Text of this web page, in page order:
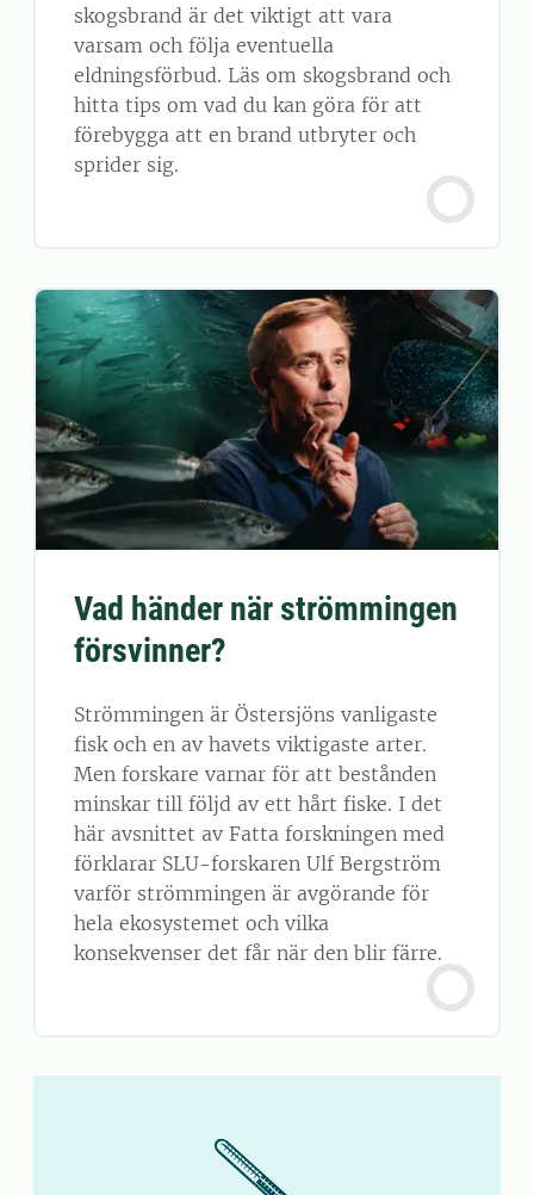
skogsbrand är det viktigt att vara
varsam och följa eventuella
eldningsförbud. Läs om skogsbrand och
hitta tips om vad du kan göra för att
förebygga att en brand utbryter och
sprider sig.
Vad händer när strömmingen
försvinner?
Strömmingen är Östersjöns vanligaste
fisk och en av havets viktigaste arter.
Men forskare varnar för att bestånden
minskar till följd av ett hårt fiske. I det
här avsnittet av Fatta forskningen med
förklarar SLU-forskaren Ulf Bergström
varför strömmingen är avgörande för
hela ekosystemet och vilka
konsekvenser det får när den blir färre.